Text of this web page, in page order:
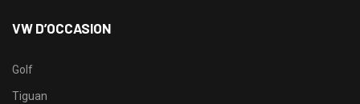
VW D’OCCASION
Golf
Tiguan